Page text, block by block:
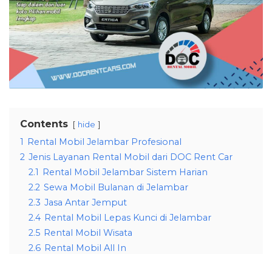
Contents hide
1 Rental Mobil Jelambar Profesional
2 Jenis Layanan Rental Mobil dari DOC Rent Car
2.1 Rental Mobil Jelambar Sistem Harian
2.2 Sewa Mobil Bulanan di Jelambar
2.3 Jasa Antar Jemput
2.4 Rental Mobil Lepas Kunci di Jelambar
2.5 Rental Mobil Wisata
2.6 Rental Mobil All In